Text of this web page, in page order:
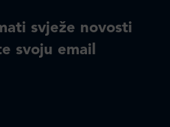
svježe novosti
svoju email